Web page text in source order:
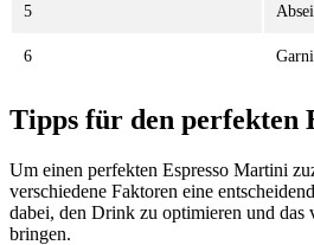
5
6
Tipps für den perfekten
Um einen perfekten Espresso Martini
verschiedene Faktoren eine
dabei, den Drink zu optimieren und
bringen.